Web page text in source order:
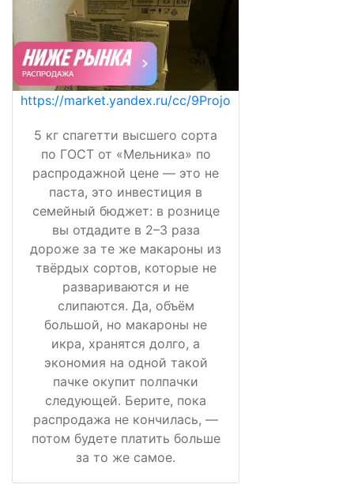
https://market.yandex.ru/cc/9Projo
5 кг спагетти высшего сорта
по ГОСТ от «Мельника» по
распродажной цене — это не
паста, это инвестиция в
семейный бюджет: в рознице
вы отдадите в 2–3 раза
дороже за те же макароны из
твёрдых сортов, которые не
развариваются и не
слипаются. Да, объём
большой, но макароны не
икра, хранятся долго, а
экономия на одной такой
пачке окупит полпачки
следующей. Берите, пока
распродажа не кончилась, —
потом будете платить больше
за то же самое.